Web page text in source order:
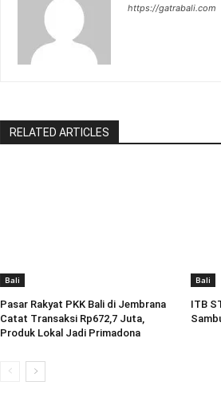
https://gatrabali.com
RELATED ARTICLES
Bali
Pasar Rakyat PKK Bali di Jembrana
Catat Transaksi Rp672,7 Juta,
Produk Lokal Jadi Primadona
Bali
ITB